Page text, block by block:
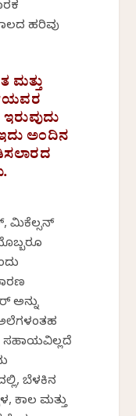
ಹರಿವು
ಮತ್ತು
ಇದು ಅಂದಿನ
ಮಿಕೆಲ್ಸನ್
ಅನ್ನು
ಸಹಾಯವಿಲ್ಲದೆ
ಬೆಳಕಿನ
ಕಾಲ ಮತ್ತು